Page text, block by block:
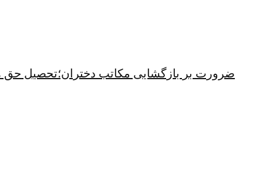
ضرورت بر بازگشایی مکاتب دختران؛تحصیل